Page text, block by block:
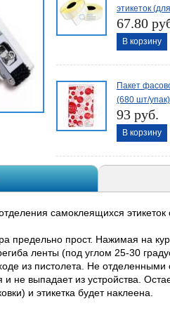
этикеток
67.80
В корзину
Пакет
(680 шт/упак)
93 руб.
В корзину
самоклеящихся
предельно прост. Нажимая на
ленты (под углом 25-30
из пистолета. Не отделенными
и не выпадает из устройства.
и этикетка будет наклеена.